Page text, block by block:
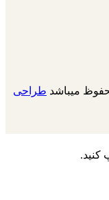
طراحی
کنید.